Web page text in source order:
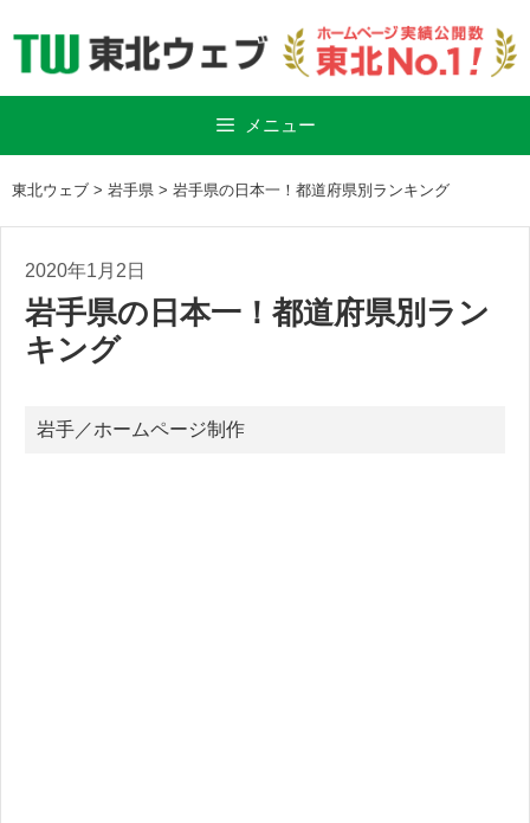
メニュー
東北ウェブ > 岩手県 > 岩手県の日本一！都道府県別ランキング
2020年1月2日
岩手県の日本一！都道府県別ラン
キング
岩手 ／ホームページ制作